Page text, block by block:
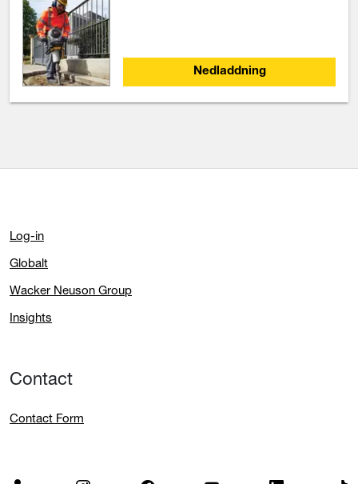
Nedladdning
Log-in
Globalt
Wacker Neuson Group
Insights
Contact
Contact Form